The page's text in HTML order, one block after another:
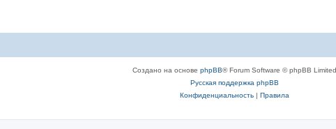
Создано на основе phpBB® Forum Software © phpBB Limited
Русская поддержка phpBB
Конфиденциальность| Правила